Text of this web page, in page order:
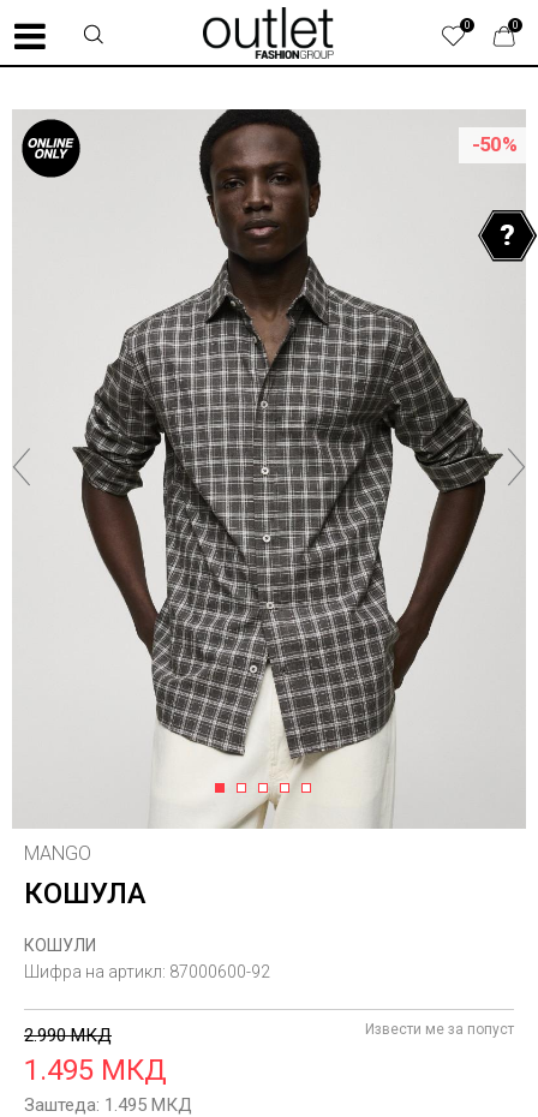
0
0
1 2 3 4 5
-50%
MANGO
КОШУЛА
КОШУЛИ
Шифра на артикл: 87000600-92
2.990 МКД
1.495 МКД
Заштеда: 1.495 МКД
Извести ме за попуст